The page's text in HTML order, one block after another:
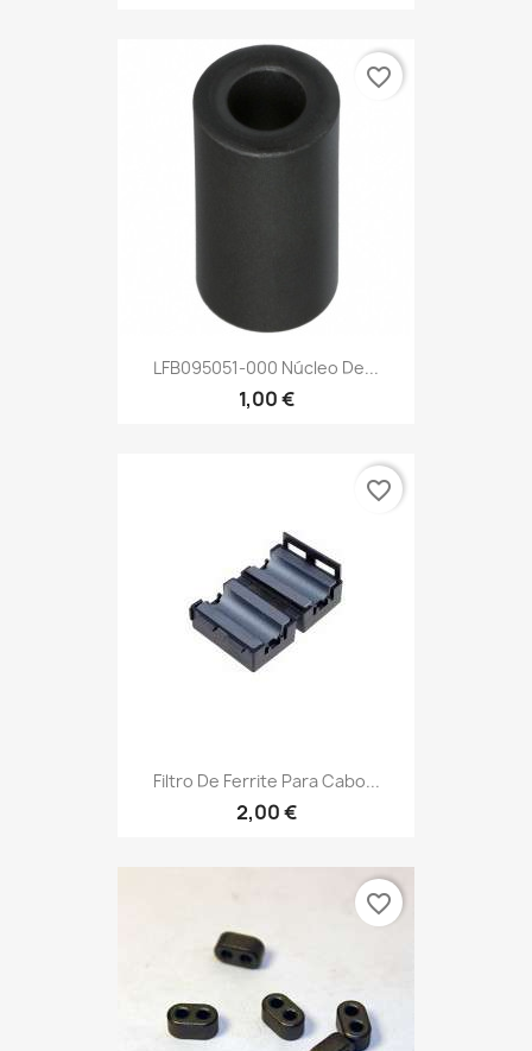
LFB095051-000 Núcleo De...
1,00 €
favorite_border
Filtro De Ferrite Para Cabo...
2,00 €
favorite_border
favorite_border